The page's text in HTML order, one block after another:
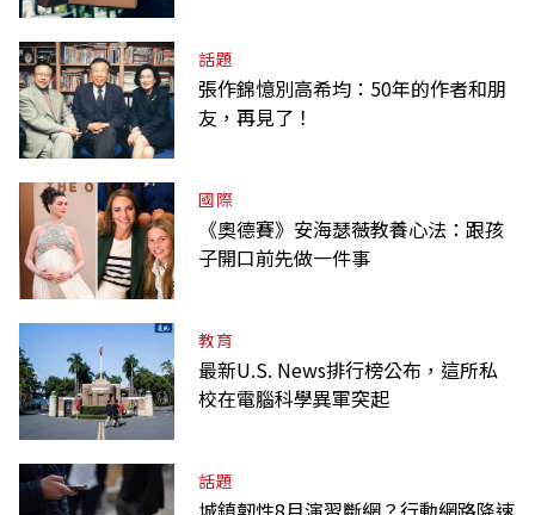
話題
張作錦憶別高希均：50年的作者和朋
友，再見了！
國際
《奧德賽》安海瑟薇教養心法：跟孩
子開口前先做一件事
教育
最新U.S. News排行榜公布，這所私
校在電腦科學異軍突起
話題